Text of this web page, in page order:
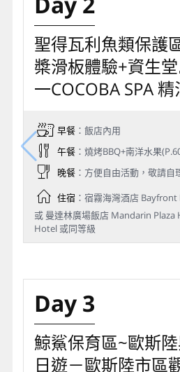
聖得瓦利魚類保護
槳滑板體驗+資生
一COCOBA SPA
早餐：飯店內用
午餐：燒烤BBQ+南洋水果
晚餐：方便自由活動，敬請自
住宿：宿霧海灣酒店
或 曼達林廣場飯店 Mandarin
Hotel 或同等級
Day 3
鯨鯊保育區~歐斯
日遊－歐斯陸市區